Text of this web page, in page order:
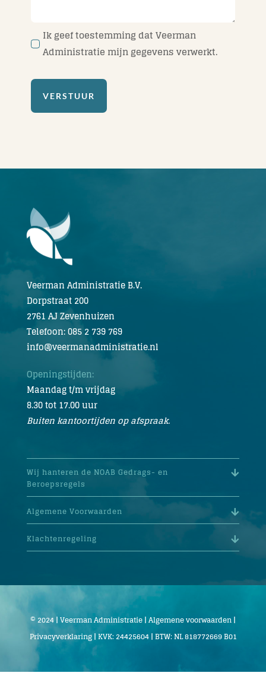
Ik geef toestemming dat Veerman
Administratie mijn gegevens verwerkt.
VERSTUUR
Veerman Administratie B.V.
Dorpstraat 200
2761 AJ Zevenhuizen
Telefoon: 085 2 739 769
info@veermanadministratie.nl
Openingstijden:
Maandag t/m vrijdag
8.30 tot 17.00 uur
Buiten kantoortijden op afspraak.
Wij hanteren de NOAB Gedrags- en
Beroepsregels
Algemene Voorwaarden
Klachtenregeling
© 2024 | Veerman Administratie |Algemene voorwaarden|
Privacyverklaring| KVK: 24425604 | BTW: NL 818772669 B01